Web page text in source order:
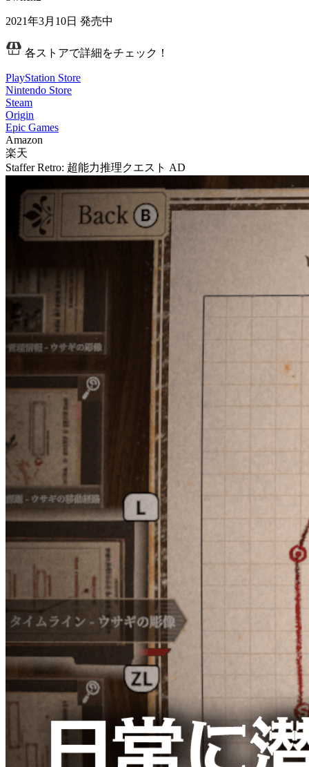
2021年3月10日 発売中
各ストアで詳細をチェック！
PlayStation Store
Nintendo Store
Steam
Origin
Epic Games
Amazon
楽天
Staffer Retro: 超能力推理クエスト AD